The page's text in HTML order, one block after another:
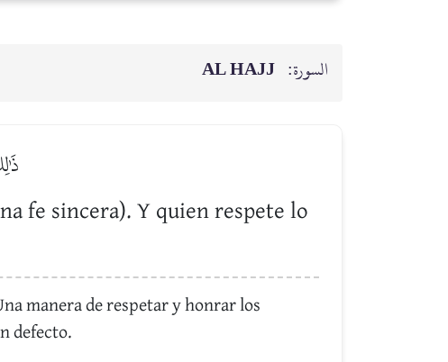
السورة: AL HAJJ
fe sincera). Y quien respete lo
manera de respetar y honrar los
defecto.